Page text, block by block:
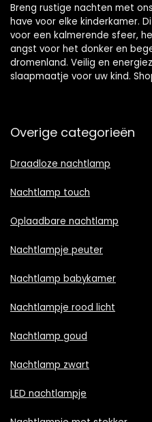
Breng rustige nachten met
have voor elke kinderkamer.
voor een kalmerende sfeer,
angst voor het donker en
dromenland. Veilig en
slaapmaatje voor uw kind.
Overige categorieën
Draadloze nachtlamp
Nachtlamp touch
Oplaadbare nachtlamp
Nachtlampje peuter
Nachtlamp babykamer
Nachtlampje rood licht
Nachtlamp goud
Nachtlamp zwart
LED nachtlampje